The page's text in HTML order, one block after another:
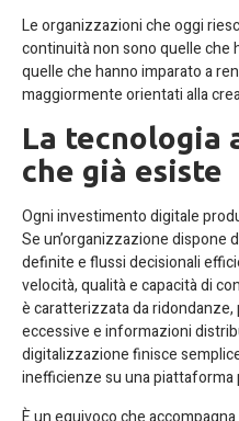
Le organizzazioni che oggi
continuità non sono quelle che
quelle che hanno imparato a
maggiormente orientati alla
La tecnologia
che già esiste
Ogni investimento digitale
Se un’organizzazione dispone
definite e flussi decisionali
velocità, qualità e capacità di
è caratterizzata da
eccessive e informazioni
digitalizzazione finisce
inefficienze su una piattaforma